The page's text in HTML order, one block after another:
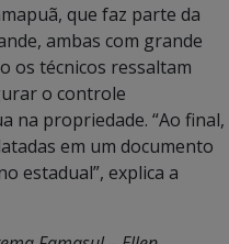
que faz parte da
ambas com grande
os técnicos ressaltam
o controle
na propriedade. “Ao final,
em um documento
estadual”, explica a